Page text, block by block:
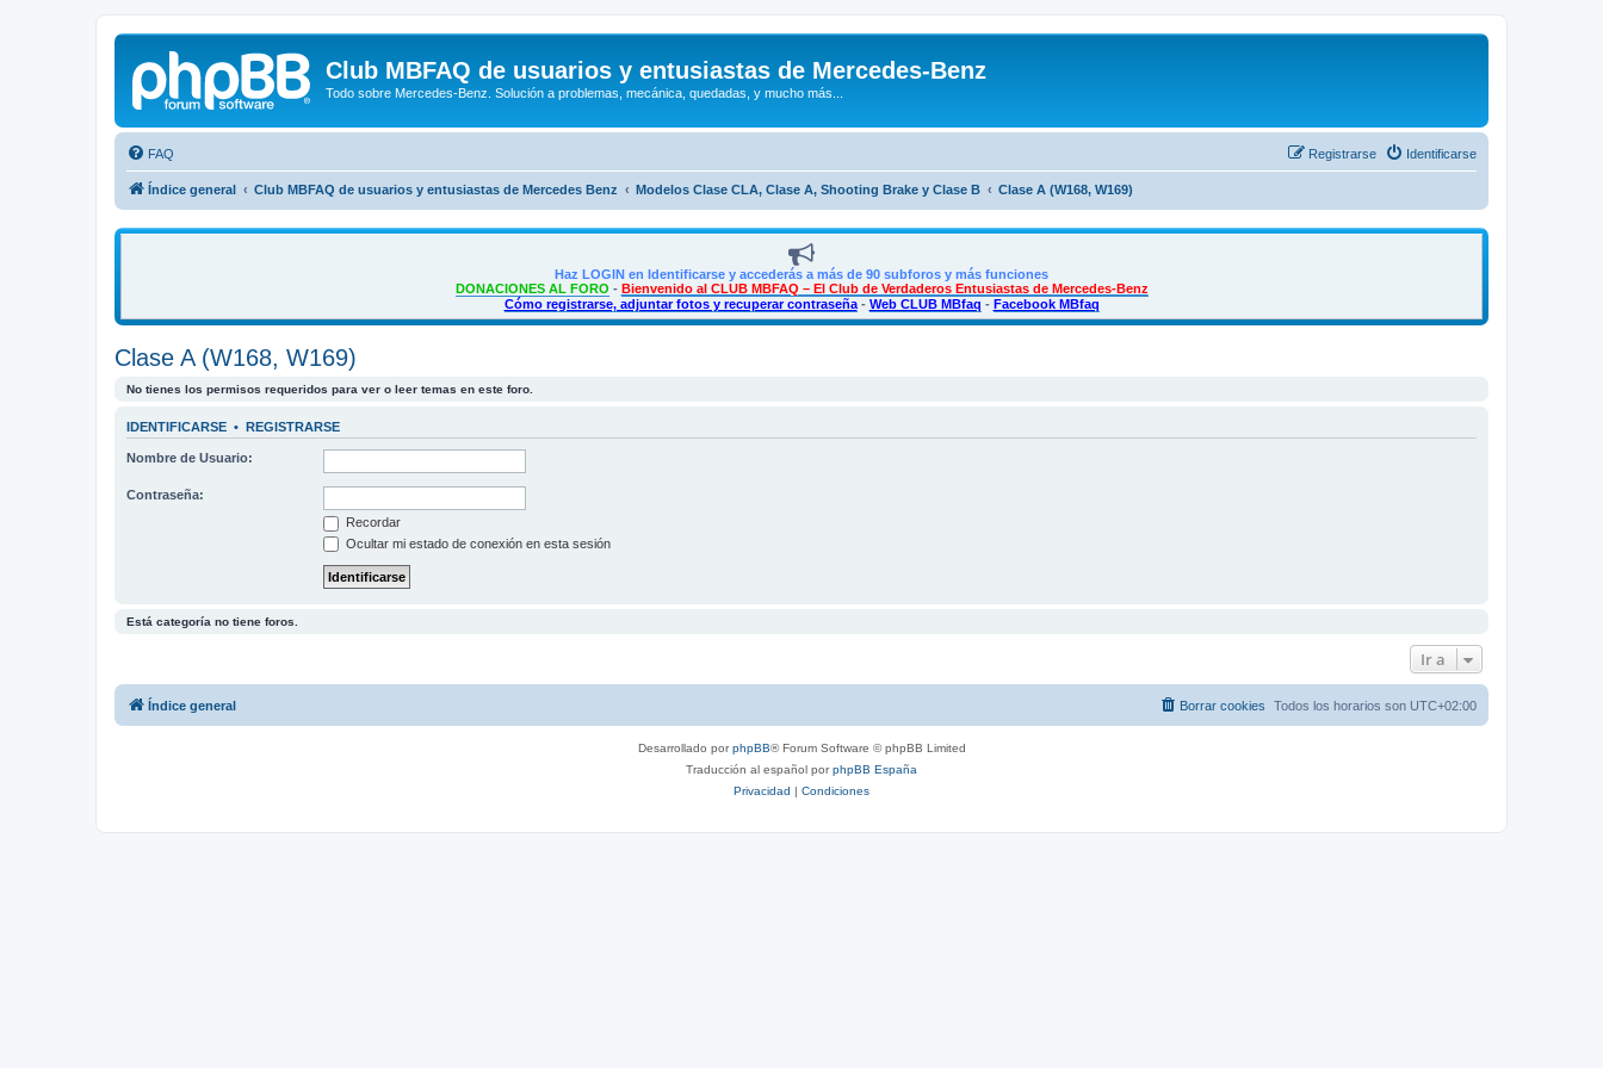
Club MBFAQ de usuarios y entusiastas de Mercedes-Benz
Todo sobre Mercedes-Benz. Solución a problemas, mecánica, quedadas, y mucho más...
FAQ Identificarse
Registrarse
Índice general Club MBFAQ de usuarios y entusiastas de Mercedes Benz Modelos Clase CLA, Clase A, Shooting Brake y Clase B Clase A (W168, W169)
Haz LOGIN en Identificarse y accederás a más de 90 subforos y más funciones
DONACIONES AL FORO - Bienvenido al CLUB MBFAQ – El Club de Verdaderos Entusiastas de Mercedes-Benz
Cómo registrarse, adjuntar fotos y recuperar contraseña- Web CLUB MBfaq - Facebook MBfaq
Clase A (W168, W169)
No tienes los permisos requeridos para ver o leer temas en este foro.
IDENTIFICARSE • REGISTRARSE
Nombre de Usuario:
Contraseña:
Recordar
Ocultar mi estado de conexión en esta sesión
Está categoría no tiene foros.
Ir a
Índice general Todos los horarios son UTC+02:00
Borrar cookies
Desarrollado porphpBB® Forum Software © phpBB Limited
Traducción al español porphpBB España
Privacidad | Condiciones